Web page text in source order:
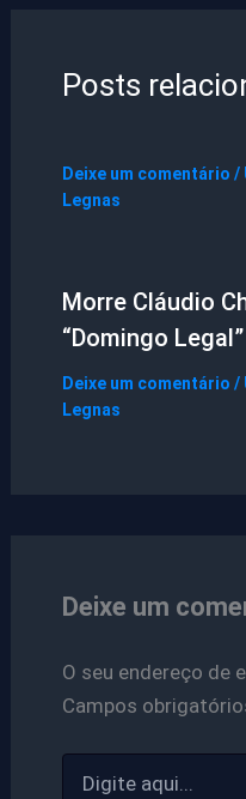
Posts
Deixe um comentário /
Legnas
Morre Cláudio
“Domingo Legal”
Deixe um comentário /
Legnas
Deixe um
O seu endereço de
Campos
aqui...